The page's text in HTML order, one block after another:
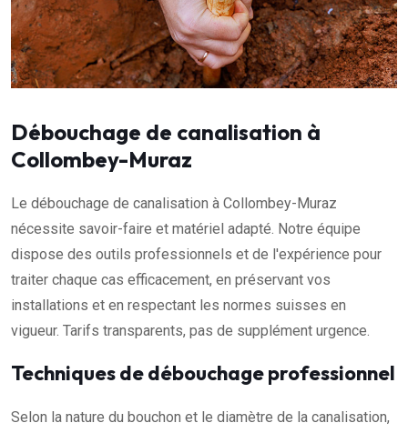
Débouchage de canalisation à
Collombey-Muraz
Le débouchage de canalisation à Collombey-Muraz
nécessite savoir-faire et matériel adapté. Notre équipe
dispose des outils professionnels et de l'expérience pour
traiter chaque cas efficacement, en préservant vos
installations et en respectant les normes suisses en
vigueur. Tarifs transparents, pas de supplément urgence.
Techniques de débouchage professionnel
Selon la nature du bouchon et le diamètre de la canalisation,